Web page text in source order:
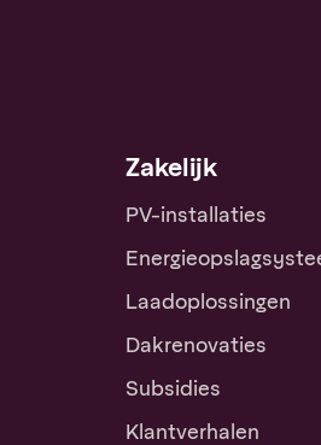
Zakelijk
PV-installaties
Laadoplossingen
Dakrenovaties
Subsidies
Klantverhalen